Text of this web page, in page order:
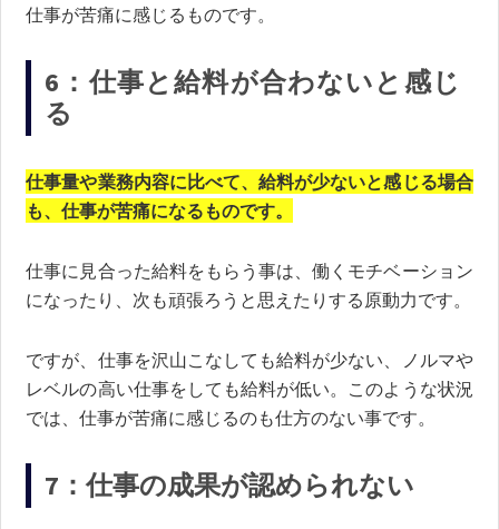
仕事が苦痛に感じるものです。
6：仕事と給料が合わないと感じ
る
仕事量や業務内容に比べて、給料が少ないと感じる場合
も、仕事が苦痛になるものです。
仕事に見合った給料をもらう事は、働くモチベーション
になったり、次も頑張ろうと思えたりする原動力です。
ですが、仕事を沢山こなしても給料が少ない、ノルマや
レベルの高い仕事をしても給料が低い。このような状況
では、仕事が苦痛に感じるのも仕方のない事です。
7：仕事の成果が認められない